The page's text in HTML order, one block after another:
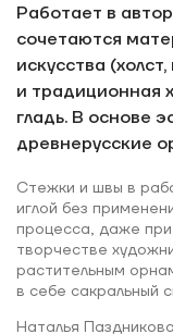
Работает в
сочетаются
искусства
и традиционная
гладь. В основе
древнерусские
Стежки и швы в
иглой без
процесса, даже
творчестве
растительным
в себе сакральный
Наталья